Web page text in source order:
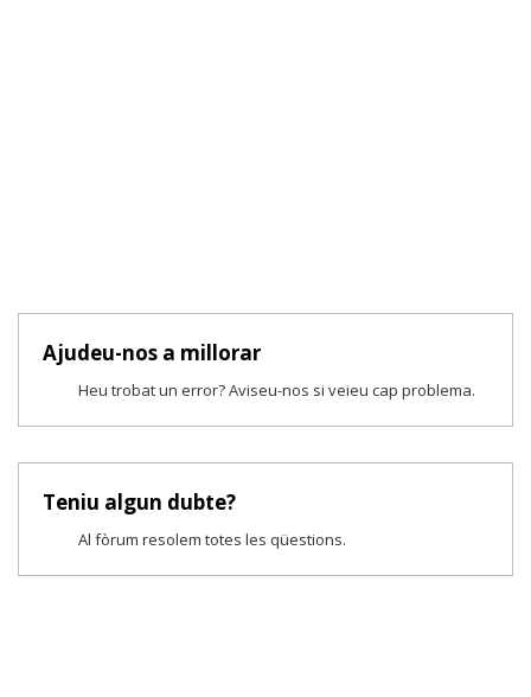
Ajudeu-nos a millorar
Heu trobat un error? Aviseu-nos si veieu cap problema.
Teniu algun dubte?
Al fòrum resolem totes les qüestions.